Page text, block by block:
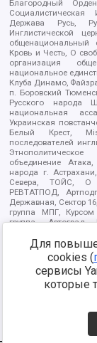
Благородный
Социалистическая
Держава Русь,
Инглистической
общенациональный
Кровь и Честь, О
организация
национальное
Клуба Динамо,
п. Боровский
Русского народа
национальная
Украинская
Белый Крест,
последователей
объединение
народа г.
Севера, ТОЙС, О
РЕВТАТПОД,
Державная, Сектор
группа МПГ,
группа,
Арестантское
Дафа, Иртыш
Сибирский
граждан, Штабы
Краснодара
Для
cookies (
сервисы
которые